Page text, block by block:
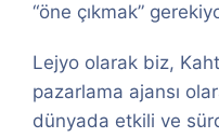
“öne çıkmak”
Lejyo olarak biz,
pazarlama ajansı
dünyada etkili ve